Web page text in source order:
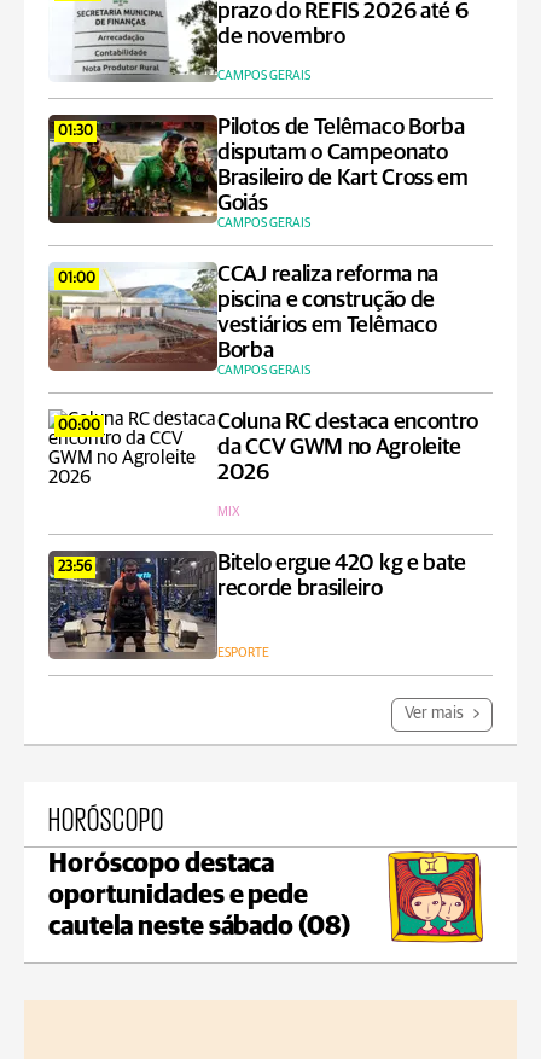
prazo do REFIS 2026 até 6
de novembro
CAMPOS GERAIS
01:30
Pilotos de Telêmaco Borba
disputam o Campeonato
Brasileiro de Kart Cross em
Goiás
CAMPOS GERAIS
01:00
CCAJ realiza reforma na
piscina e construção de
vestiários em Telêmaco
Borba
CAMPOS GERAIS
00:00
Coluna RC destaca encontro
da CCV GWM no Agroleite
2026
MIX
23:56
Bitelo ergue 420 kg e bate
recorde brasileiro
ESPORTE
Ver mais
HORÓSCOPO
Horóscopo destaca
oportunidades e pede
cautela neste sábado (08)